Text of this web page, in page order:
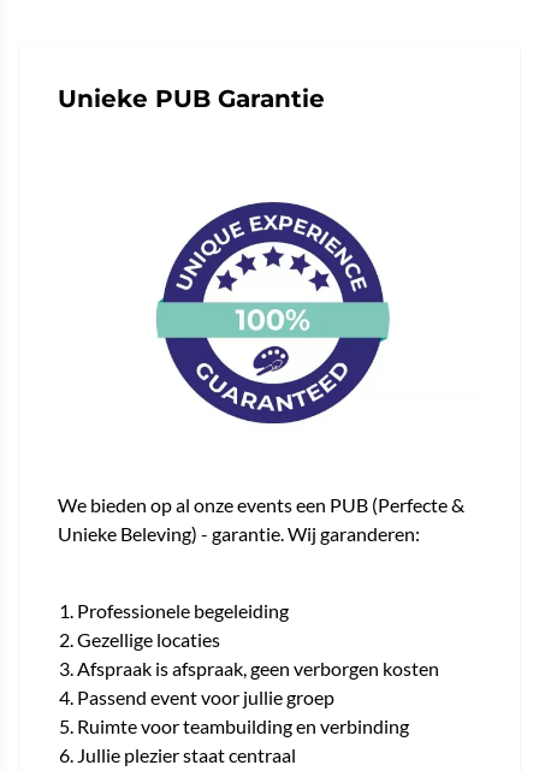
Unieke PUB Garantie
We bieden op al onze events een PUB (Perfecte &
Unieke Beleving) - garantie. Wij garanderen:
Professionele begeleiding
Gezellige locaties
Afspraak is afspraak, geen verborgen kosten
Passend event voor jullie groep
Ruimte voor teambuilding en verbinding
Jullie plezier staat centraal